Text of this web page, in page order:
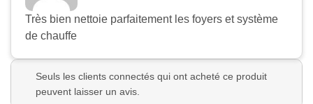
Très bien nettoie parfaitement les foyers et système
de chauffe
Seuls les clients connectés qui ont acheté ce produit
peuvent laisser un avis.